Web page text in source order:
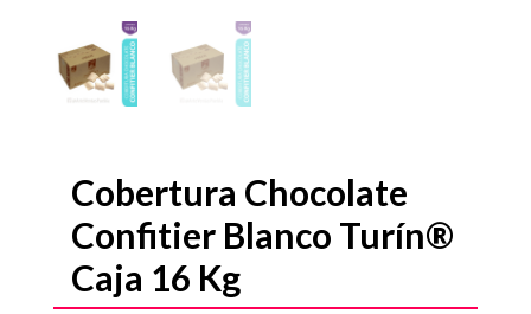
Cobertura Chocolate
Confitier Blanco Turín®
Caja 16 Kg